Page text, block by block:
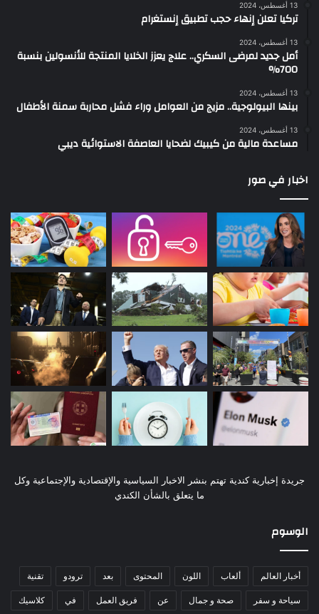
13 أغسطس، 2024
تركيا تعلن إنهاء حجب تطبيق إنستغرام
13 أغسطس، 2024
أمل جديد لمرضى السكري.. علاج يعزز الخلايا المنتجة للأنسولين بنسبة
700%
13 أغسطس، 2024
بينها البيولوجية.. مزيج من العوامل وراء فشل محاربة سمنة الأطفال
13 أغسطس، 2024
مساعدة مالية من كيبيك لضحايا العاصفة الاستوائية ديبي
اخبار في صور
جريدة إخبارية كندية تهتم بنشر الاخبار السياسية والإقتصادية والإجتماعية وكل
ما يتعلق بالشأن الكندي
الوسوم
أخبار العالم ألعاب اللون المحتوى بعد ترودو تقنية
سياحة و سفر صحة و جمال عن فريق العمل في كلاسيك